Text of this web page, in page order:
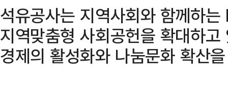
석유공사는 지역사회와 함께하
지역맞춤형 사회공헌을 확대하
경제의 활성화와 나눔문화 확산